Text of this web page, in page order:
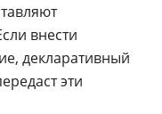
внести
декларативный
эти